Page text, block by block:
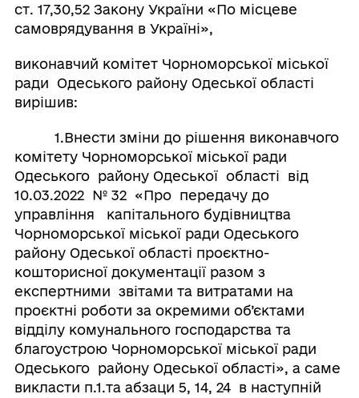
ст. 17,30,52 Закону України «По місцеве
самоврядування в Україні»,
виконавчий комітет Чорноморської міської
ради Одеського району Одеської області
вирішив:
1.Внести зміни до рішення виконавчого
комітету Чорноморської міської ради
Одеського району Одеської області від
10.03.2022 № 32 «Про передачу до
управління капітального будівництва
Чорноморської міської ради Одеського
району Одеської області проєктно-
кошторисної документації разом з
експертними звітами та витратами на
проєктні роботи за окремими об’єктами
відділу комунального господарства та
благоустрою Чорноморської міської ради
Одеського району Одеської області», а саме
викласти п.1.та абзаци 5, 14, 24 в наступній